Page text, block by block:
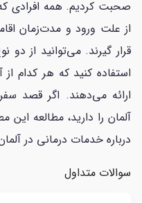
صحبت کردیم. همه افرادی
از علت ورود و مدت‌زمان
قرار گیرند. می‌توانید از
استفاده کنید که هر کدام
ارائه می‌دهند. اگر قصد
آلمان را دارید، مطالعه
درباره خدمات درمانی در
سوالات متداول